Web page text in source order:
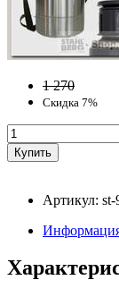
1 270
Скидка 7%
Артикул: st-